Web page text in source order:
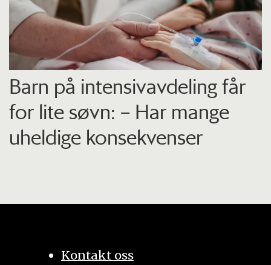
Barn på intensiv­avdeling får
for lite søvn: – Har mange
uheldige konsekvenser
Kontakt oss